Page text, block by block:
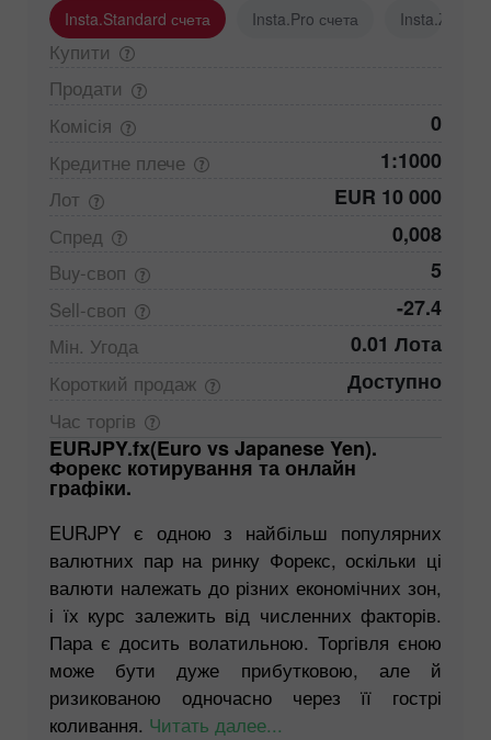
Insta.Standard счета Insta.Pro счета Insta.Zero
Купити
Продати
Комісія
0
Кредитне плече 1:1000
Лот EUR 10 000
Спред 0,008
Buy-своп 5
Sell-своп -27.4
Мін. Угода 0.01 Лота
Короткий продаж Доступно
Час торгів
EURJPY.fx(Euro vs Japanese Yen).
Форекс котирування та онлайн
графіки.
EURJPY є одною з найбільш популярних
валютних пар на ринку Форекс, оскільки ці
валюти належать до різних економічних зон,
і їх курс залежить від численних факторів.
Пара є досить волатильною. Торгівля єною
може бути дуже прибутковою, але й
ризикованою одночасно через її гострі
коливання. Читать далее...